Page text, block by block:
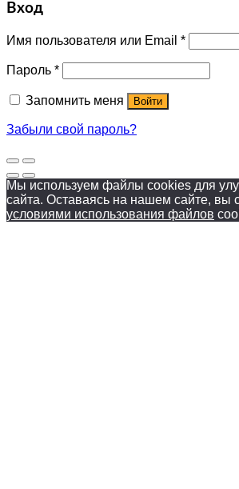
Вход
Имя пользователя или Email *
Пароль *
Запомнить меня Войти
Забыли свой пароль?
Мы используем файлы cookies для
сайта. Оставаясь на нашем сайте, вы
условиями использования файлов